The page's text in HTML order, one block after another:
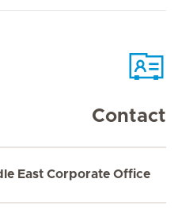
Contact
East Corporate Office